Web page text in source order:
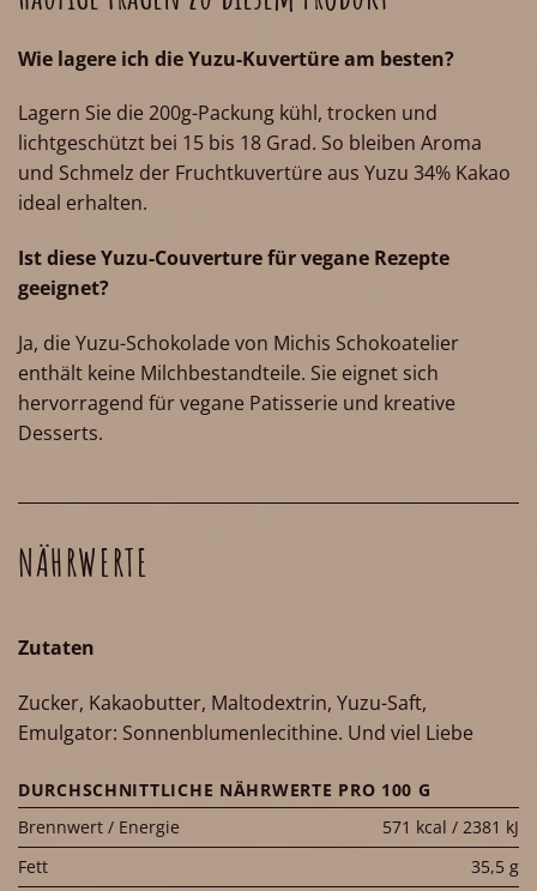
Wie lagere ich die Yuzu-Kuvertüre am besten?
Lagern Sie die 200g-Packung kühl, trocken und
lichtgeschützt bei 15 bis 18 Grad. So bleiben Aroma
und Schmelz der Fruchtkuvertüre aus Yuzu 34% Kakao
ideal erhalten.
Ist diese Yuzu-Couverture für vegane Rezepte
geeignet?
Ja, die Yuzu-Schokolade von Michis Schokoatelier
enthält keine Milchbestandteile. Sie eignet sich
hervorragend für vegane Patisserie und kreative
Desserts.
NÄHRWERTE
Zutaten
Zucker, Kakaobutter, Maltodextrin, Yuzu-Saft,
Emulgator: Sonnenblumenlecithine. Und viel Liebe
DURCHSCHNITTLICHE NÄHRWERTE PRO 100 G
Brennwert / Energie
571 kcal / 2381 kJ
Fett
35,5 g